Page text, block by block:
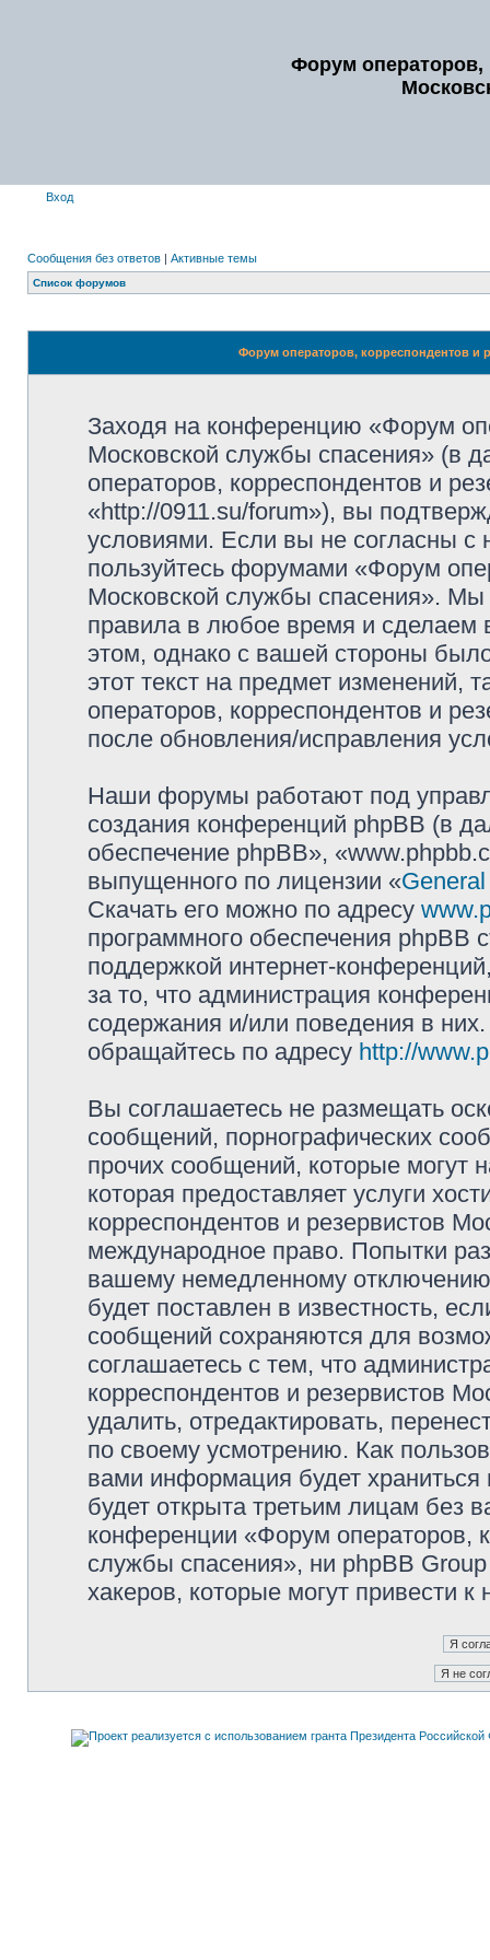
Форум операторов,
Вход
Сообщения без ответов | Активные темы
Список форумов
Форум операторов, корреспондентов и
Заходя на конференцию «Форум
Московской службы спасения» (в
операторов, корреспондентов и
«http://0911.su/forum»), вы
условиями. Если вы не согласны с
пользуйтесь форумами «Форум
Московской службы спасения». Мы
правила в любое время и сделаем
этом, однако с вашей стороны
этот текст на предмет изменений,
операторов, корреспондентов и
после обновления/исправления
Наши форумы работают под
создания конференций phpBB (в
обеспечение phpBB»,
выпущенного по лицензии «
Скачать его можно по адресу
программного обеспечения phpBB
поддержкой интернет-
за то, что администрация
содержания и/или поведения в
обращайтесь по адресу http://
Вы соглашаетесь не размещать
сообщений, порнографических
прочих сообщений, которые могут
которая предоставляет услуги
корреспондентов и резервистов
международное право. Попытки
вашему немедленному
будет поставлен в известность,
сообщений сохраняются для
соглашаетесь с тем, что
корреспондентов и резервистов
удалить, отредактировать,
по своему усмотрению. Как
вами информация будет
будет открыта третьим лицам без
конференции «Форум операторов,
службы спасения», ни phpBB
хакеров, которые могут привести